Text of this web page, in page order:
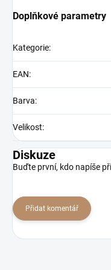
Doplňkové parametry
Kategorie:
EAN:
Barva:
Velikost:
Diskuze
Buďte první, kdo napíše
Přidat komentář